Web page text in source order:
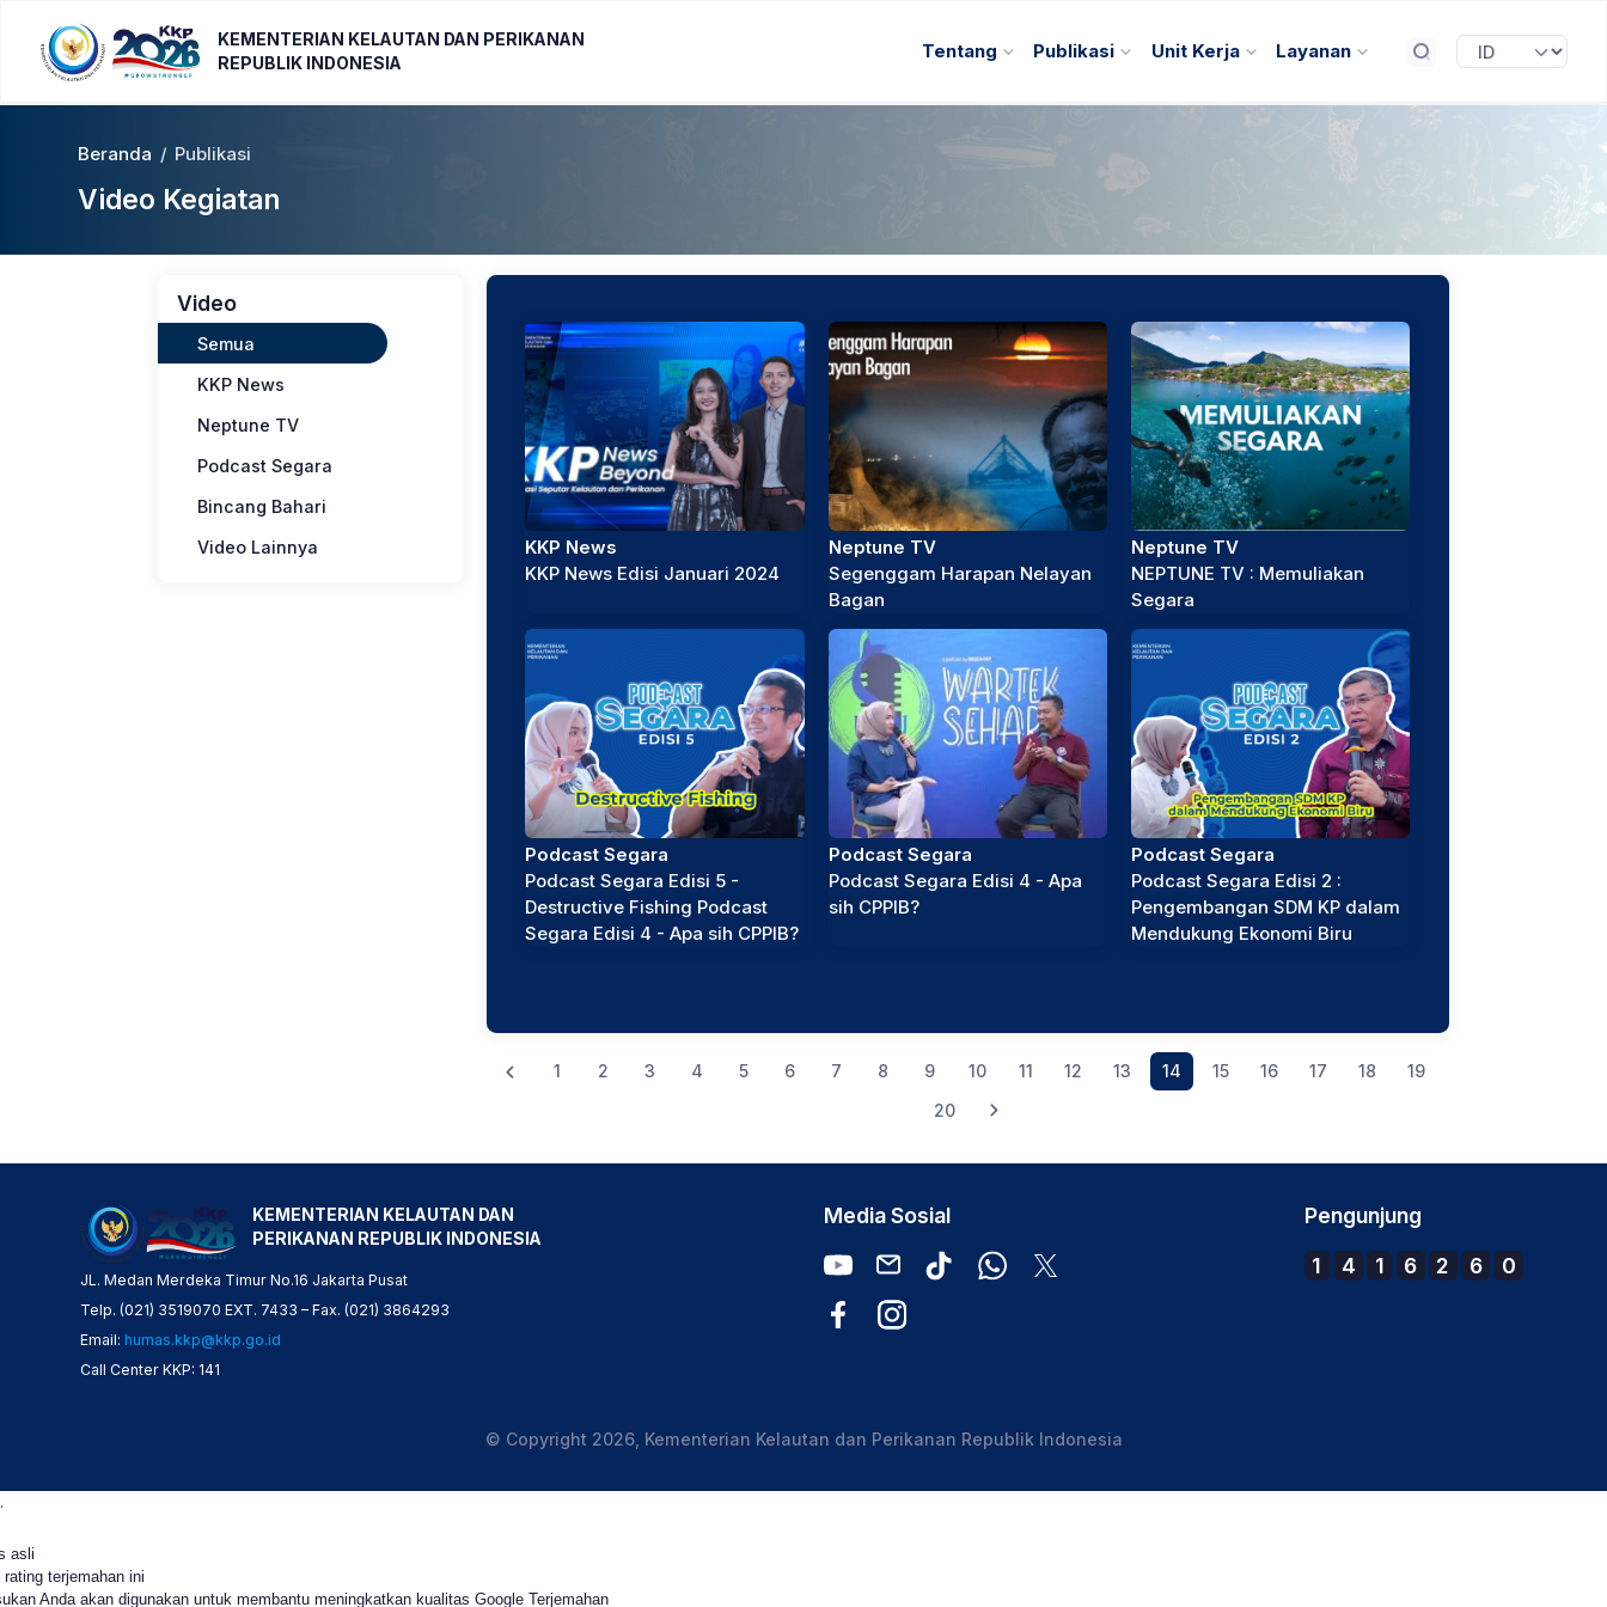
KEMENTERIAN KELAUTAN DAN PERIKANAN
REPUBLIK INDONESIA
Tentang Publikasi Unit Kerja Layanan
Beranda / Publikasi
Video Kegiatan
Video
Semua
KKP News
Neptune TV
Podcast Segara
Bincang Bahari
Video Lainnya
KKP News
KKP News Edisi Januari 2024
Neptune TV
Segenggam Harapan Nelayan
Bagan
Neptune TV
NEPTUNE TV : Memuliakan
Segara
Podcast Segara
Podcast Segara Edisi 5 -
Destructive Fishing Podcast
Segara Edisi 4 - Apa sih CPPIB?
Podcast Segara
Podcast Segara Edisi 4 - Apa
sih CPPIB?
Podcast Segara
Podcast Segara Edisi 2 :
Pengembangan SDM KP dalam
Mendukung Ekonomi Biru
1 2 3 4 5 6 7 8 9 10 11 12 13 14 15 16 17 18
19
20
KEMENTERIAN KELAUTAN DAN
PERIKANAN REPUBLIK INDONESIA
JL. Medan Merdeka Timur No.16 Jakarta Pusat
Telp. (021) 3519070 EXT. 7433 – Fax. (021) 3864293
Email: humas.kkp@kkp.go.id
Call Center KKP: 141
Media Sosial Pengunjung
1 4 1 6 2 6 0
© Copyright 2026, Kementerian Kelautan dan Perikanan Republik Indonesia
.
asli
rating terjemahan ini
Anda akan digunakan untuk membantu meningkatkan kualitas Google Terjemahan